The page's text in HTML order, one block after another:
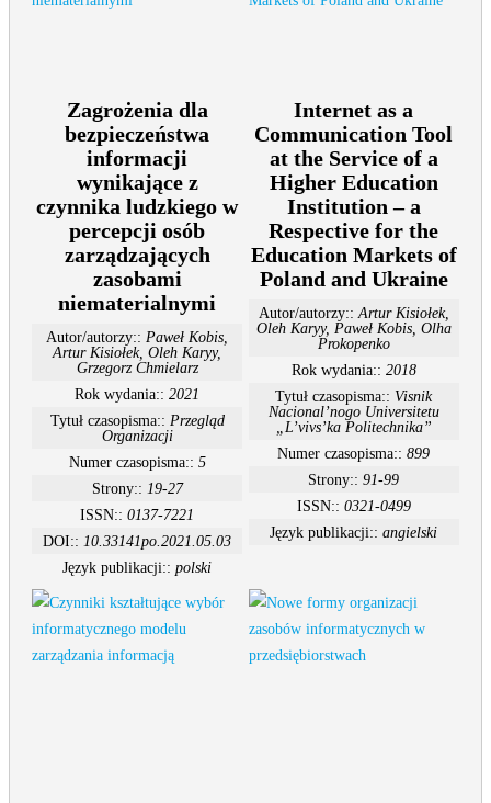
Zagrożenia dla
bezpieczeństwa
informacji
wynikające z
czynnika ludzkiego w
percepcji osób
zarządzających
zasobami
niematerialnymi
Autor/autorzy:: Paweł Kobis,
Artur Kisiołek, Oleh Karyy,
Grzegorz Chmielarz
Rok wydania:: 2021
Tytuł czasopisma:: Przegląd
Organizacji
Numer czasopisma:: 5
Strony:: 19-27
ISSN:: 0137-7221
DOI:: 10.33141po.2021.05.03
Język publikacji:: polski
Internet as a
Communication Tool
at the Service of a
Higher Education
Institution – a
Respective for the
Education Markets of
Poland and Ukraine
Autor/autorzy:: Artur Kisiołek,
Oleh Karyy, Paweł Kobis, Olha
Prokopenko
Rok wydania:: 2018
Tytuł czasopisma:: Visnik
Nacional’nogo Universitetu
„L’vivs’ka Politechnika”
Numer czasopisma:: 899
Strony:: 91-99
ISSN:: 0321-0499
Język publikacji:: angielski